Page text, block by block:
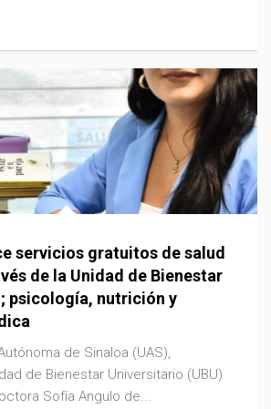
servicios gratuitos de salud
de la Unidad de Bienestar
psicología, nutrición y
de Sinaloa (UAS),
de Bienestar Universitario (UBU)
Sofía Angulo de...